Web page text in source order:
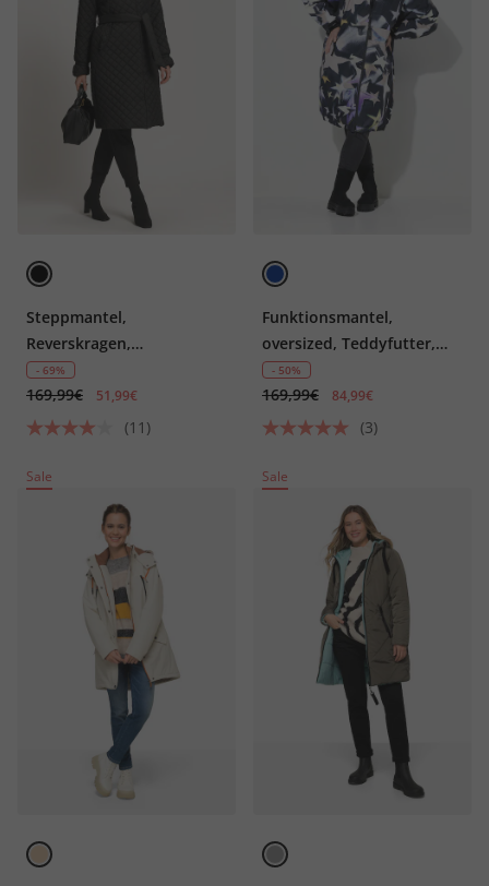
Steppmantel,
Reverskragen,
Diamantstepp,
Komplettfutter
- 69%
169,99€ 51,99€
(11)
Funktionsmantel,
oversized, Teddyfutter,
Kapuze, 2-Wege-Zipper
- 50%
169,99€ 84,99€
(3)
Sale Sale